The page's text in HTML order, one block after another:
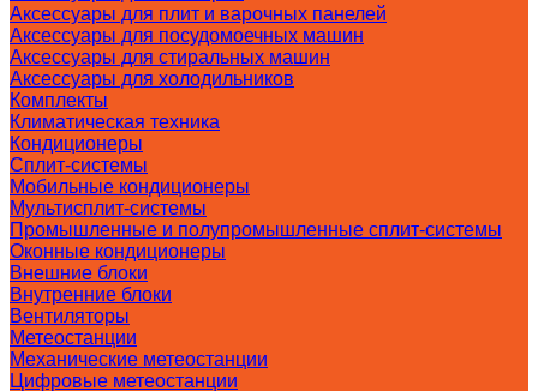
Аксессуары для плит и варочных панелей
Аксессуары для посудомоечных машин
Аксессуары для стиральных машин
Аксессуары для холодильников
Комплекты
Климатическая техника
Кондиционеры
Сплит-системы
Мобильные кондиционеры
Мультисплит-системы
Промышленные и полупромышленные сплит-системы
Оконные кондиционеры
Внешние блоки
Внутренние блоки
Вентиляторы
Метеостанции
Механические метеостанции
Цифровые метеостанции